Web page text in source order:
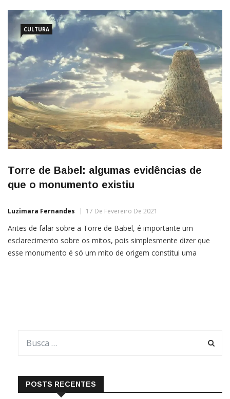
algumas palavras que vieram do Tupi e ainda […]
CULTURA
Torre de Babel: algumas evidências de
que o monumento existiu
Luzimara Fernandes 17 De Fevereiro De 2021
Antes de falar sobre a Torre de Babel, é importante um
esclarecimento sobre os mitos, pois simplesmente dizer que
esse monumento é só um mito de origem constitui uma
POSTS RECENTES